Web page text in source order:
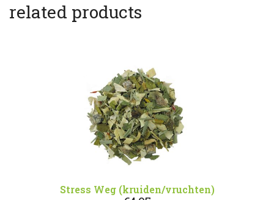
related products
Stress Weg (kruiden/vruchten)